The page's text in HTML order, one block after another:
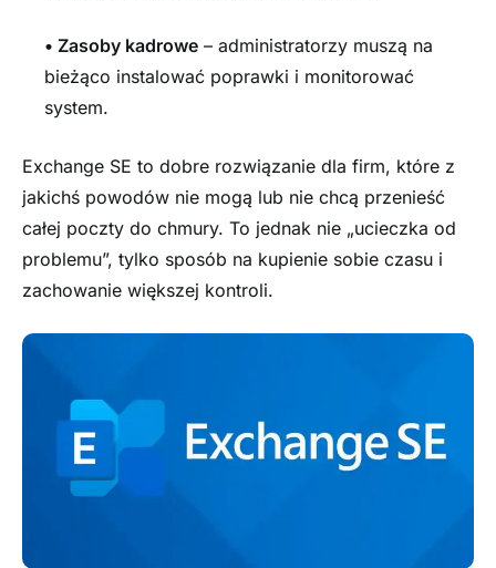
• Zasoby kadrowe – administratorzy muszą na
bieżąco instalować poprawki i monitorować
system.
Exchange SE to dobre rozwiązanie dla firm, które z
jakichś powodów nie mogą lub nie chcą przenieść
całej poczty do chmury. To jednak nie „ucieczka od
problemu”, tylko sposób na kupienie sobie czasu i
zachowanie większej kontroli.